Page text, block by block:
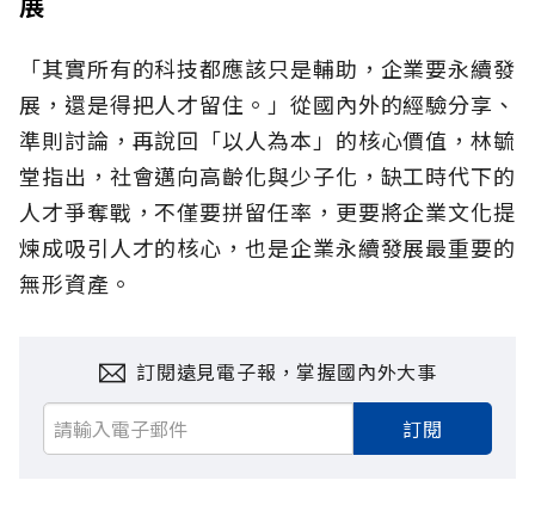
「其實所有的科技都應該只是輔助，企業要永續發
展，還是得把人才留住。」從國內外的經驗分享、
準則討論，再說回「以人為本」的核心價值，林毓
堂指出，社會邁向高齡化與少子化，缺工時代下的
人才爭奪戰，不僅要拼留任率，更要將企業文化提
煉成吸引人才的核心，也是企業永續發展最重要的
無形資產。
訂閱遠見電子報，掌握國內外大事
訂閱